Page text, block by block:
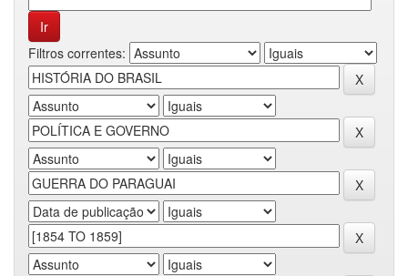
Filtros correntes: